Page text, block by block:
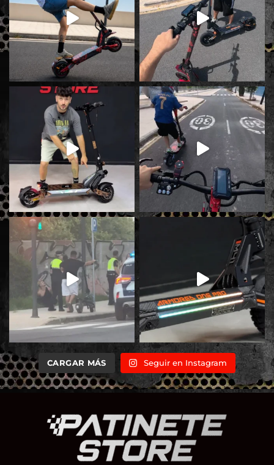
CARGAR MÁS Seguir en Instagram